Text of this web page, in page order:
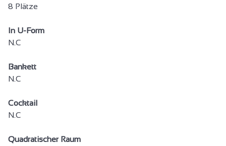
8 Plätze
In U-Form
N.C
Bankett
N.C
Cocktail
N.C
Quadratischer Raum